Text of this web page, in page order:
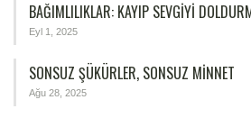
BAĞIMLILIKLAR: KAYIP SEVGIYI
Eyl 1, 2025
SONSUZ ŞÜKÜRLER, SONSUZ MINNET
Ağu 28, 2025